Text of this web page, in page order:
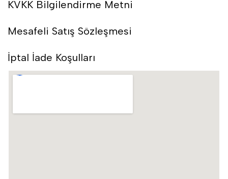
KVKK Bilgilendirme Metni
Mesafeli Satış Sözleşmesi
İptal İade Koşulları